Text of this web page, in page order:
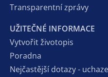
Transparentní zprávy
UŽITEČNÉ INFORMACE
Vytvořit životopis
Poradna
Nejčastější dotazy -